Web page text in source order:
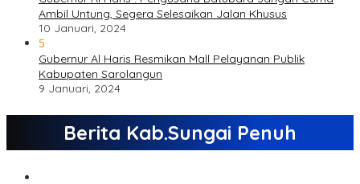
Ambil Untung, Segera Selesaikan Jalan Khusus
10 Januari, 2024
5
Gubernur Al Haris Resmikan Mall Pelayanan Publik
Kabupaten Sarolangun
9 Januari, 2024
Berita Kab.Sungai Penuh